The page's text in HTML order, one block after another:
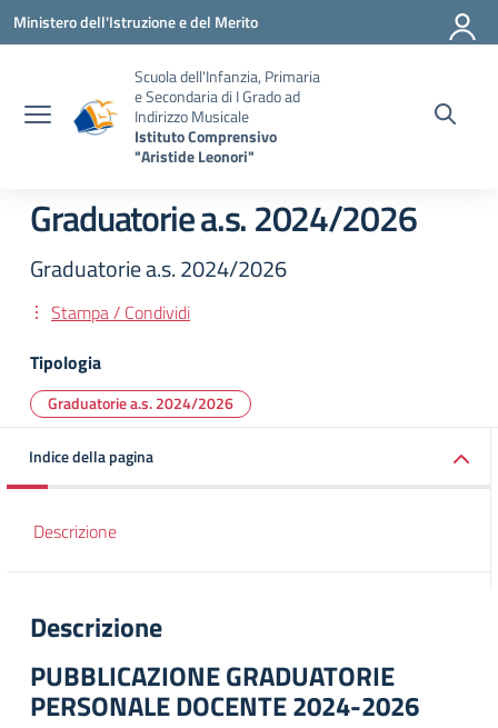
Vai ai contenuti
Vai al menu di navigazione
Vai al footer
Ministero dell'Istruzione e del Merito
Scuola dell'Infanzia, Primaria
e Secondaria di I Grado ad
Indirizzo Musicale
Istituto Comprensivo
"Aristide Leonori"
Graduatorie a.s. 2024/2026
Graduatorie a.s. 2024/2026
Stampa / Condividi
Tipologia
Graduatorie a.s. 2024/2026
Indice della pagina
Descrizione
Descrizione
PUBBLICAZIONE GRADUATORIE
PERSONALE DOCENTE 2024-2026